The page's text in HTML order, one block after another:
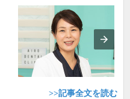
>>記事全文を読む